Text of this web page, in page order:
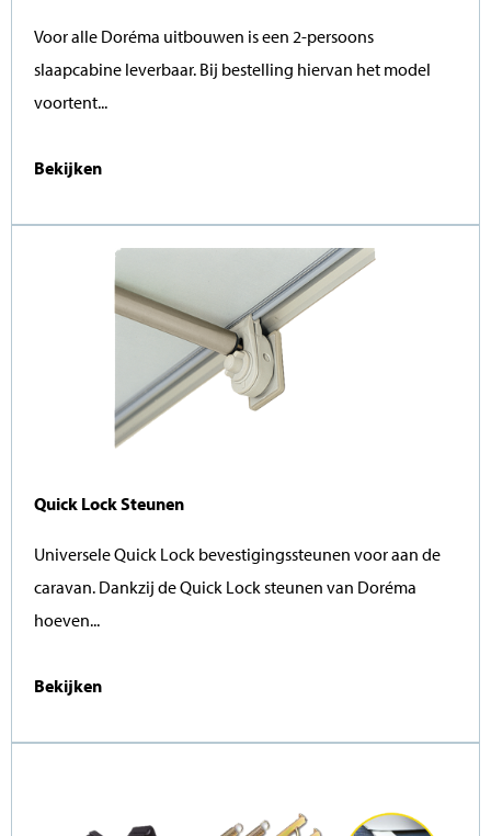
Voor alle Doréma uitbouwen is een 2-persoons
slaapcabine leverbaar. Bij bestelling hiervan het model
voortent...
Bekijken
Quick Lock Steunen
Universele Quick Lock bevestigingssteunen voor aan de
caravan. Dankzij de Quick Lock steunen van Doréma
hoeven...
Bekijken